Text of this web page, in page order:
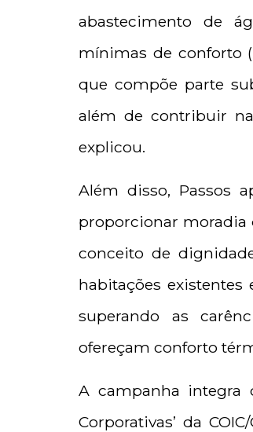
abastecimento de
mínimas de conforto
que compõe parte
além de contribuir
explicou.
Além disso, Passos
proporcionar moradia
conceito de
habitações existentes
superando as
ofereçam conforto
A campanha integra
Corporativas’ da